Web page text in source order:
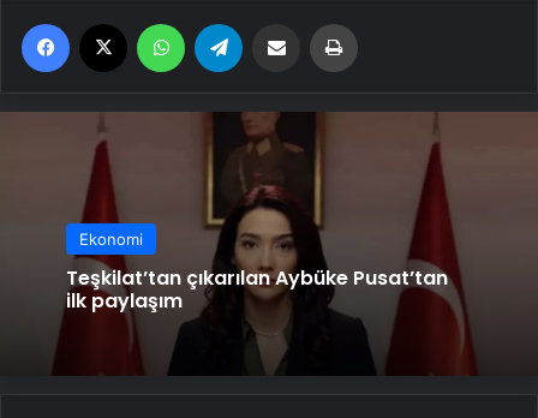
Facebook WhatsApp Email'den paylaş
Ekonomi
Teşkilat’tan çıkarılan Aybüke Pusat’tan
ilk paylaşım